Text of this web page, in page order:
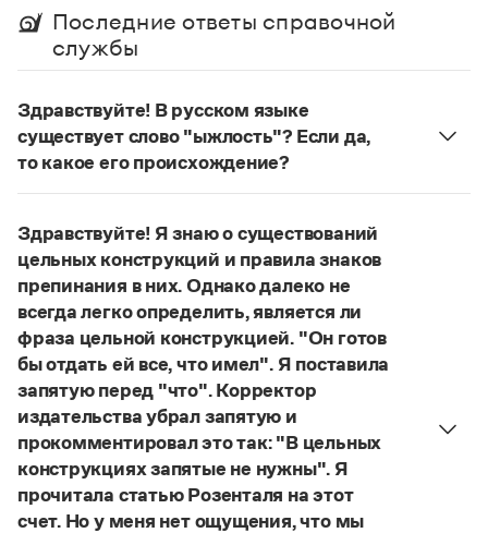
Словари русского языка как государственного
Справочники
Правила русской орфографии и пунктуации
Русский язык. Краткий теоретический курс
для школьников
Справочник по пунктуации
Словарь-справочник трудностей
Справочник по фразеологии
Словарь-справочник непростые слова
Все справочники портала
Журнал
Новости и события
Статьи
Монологи
Словарь русских имён
Словарь методических терминов
(1956)
Последние ответы справочной
службы
Здравствуйте! В русском языке
существует слово "ыжлость"? Если да,
то какое его происхождение?
Нет, не существует и не существовало. Это
Страница ответа
Здравствуйте! Я знаю о существований
цельных конструкций и правила знаков
препинания в них. Однако далеко не
всегда легко определить, является ли
фраза цельной конструкцией. "Он готов
бы отдать ей все, что имел". Я поставила
запятую перед "что". Корректор
издательства убрал запятую и
прокомментировал это так: "В цельных
конструкциях запятые не нужны". Я
прочитала статью Розенталя на этот
счет. Но у меня нет ощущения, что мы